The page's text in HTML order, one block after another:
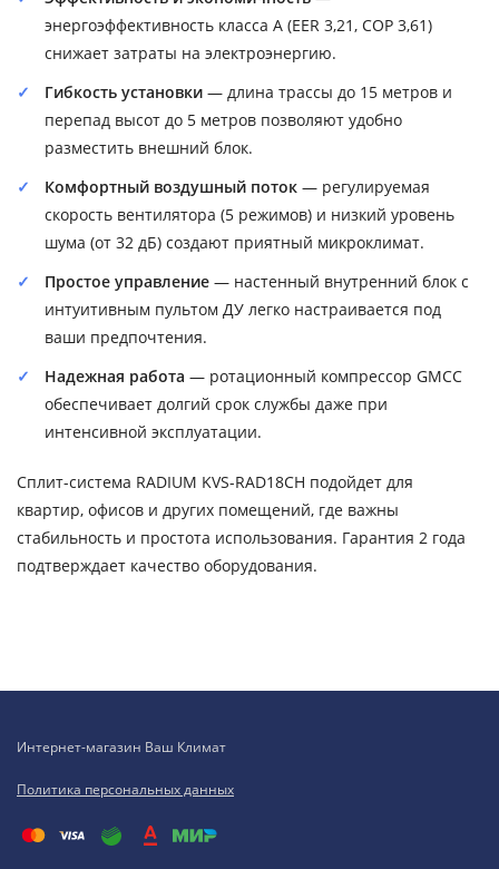
энергоэффективность класса A (EER 3,21, COP 3,61)
снижает затраты на электроэнергию.
Гибкость установки — длина трассы до 15 метров и
перепад высот до 5 метров позволяют удобно
разместить внешний блок.
Комфортный воздушный поток — регулируемая
скорость вентилятора (5 режимов) и низкий уровень
шума (от 32 дБ) создают приятный микроклимат.
Простое управление — настенный внутренний блок с
интуитивным пультом ДУ легко настраивается под
ваши предпочтения.
Надежная работа — ротационный компрессор GMCC
обеспечивает долгий срок службы даже при
интенсивной эксплуатации.
Сплит-система RADIUM KVS-RAD18CH подойдет для
квартир, офисов и других помещений, где важны
стабильность и простота использования. Гарантия 2 года
подтверждает качество оборудования.
Интернет-магазин Ваш Климат
Политика персональных данных